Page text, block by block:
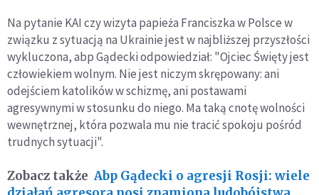
Na pytanie KAI czy wizyta papieża Franciszka w Polsce w
związku z sytuacją na Ukrainie jest w najbliższej przyszłości
wykluczona, abp Gądecki odpowiedział: "Ojciec Święty jest
człowiekiem wolnym. Nie jest niczym skrępowany: ani
odejściem katolików w schizmę, ani postawami
agresywnymi w stosunku do niego. Ma taką cnotę wolności
wewnętrznej, która pozwala mu nie tracić spokoju pośród
trudnych sytuacji".
Zobacz także Abp Gądecki o agresji Rosji: wiele